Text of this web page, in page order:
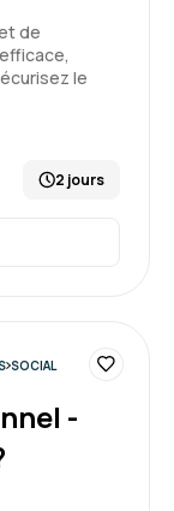
16/06/2026
16/06/2026
très
de
le
2 jours
SOCIAL
-